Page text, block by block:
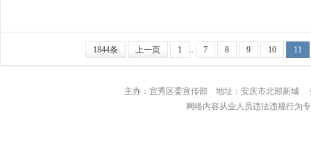
1844条 上一页 1 .. 7 8 9 10 11
主办：宜秀区委宣传部 地址：安庆市北
网络内容从业人员违法违规行